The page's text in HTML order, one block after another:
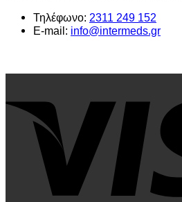
Τηλέφωνο: 2311 249 152
E-mail: info@intermeds.gr